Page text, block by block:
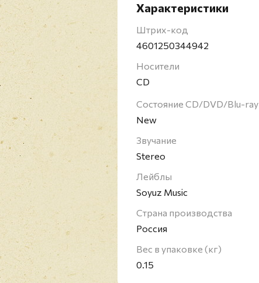
Характеристики
Штрих-код
4601250344942
Носители
CD
Состояние CD/DVD/Blu-ray
New
Звучание
Stereo
Лейблы
Soyuz Music
Страна производства
Россия
Вес в упаковке (кг)
0.15